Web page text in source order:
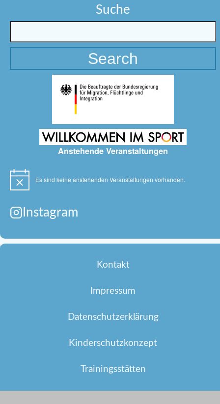
Suche
Anstehende Veranstaltungen
Hinweis Es sind keine anstehenden Veranstaltungen vorhanden.
Instagram
Kontakt
Impressum
Datenschutzerklärung
Kinderschutzkonzept
Trainingsstätten